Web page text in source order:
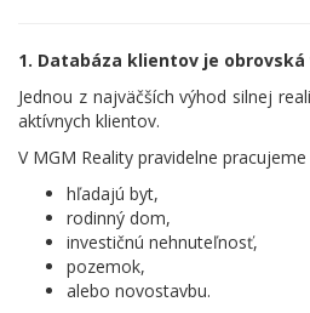
1. Databáza klientov je obrovská
Jednou z najväčších výhod silnej
aktívnych klientov.
V MGM Reality pravidelne
hľadajú byt,
rodinný dom,
investičnú nehnuteľnosť,
pozemok,
alebo novostavbu.